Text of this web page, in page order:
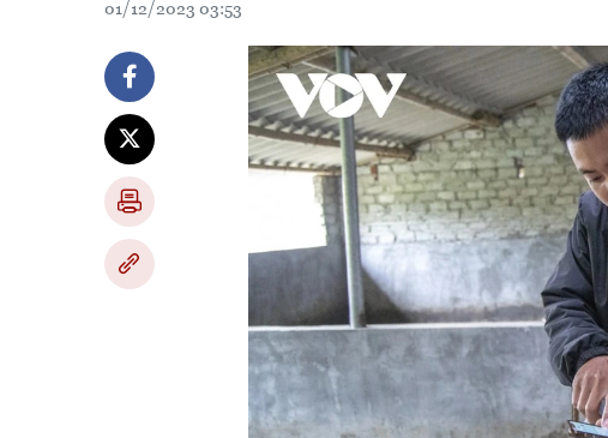
01/12/2023 03:53